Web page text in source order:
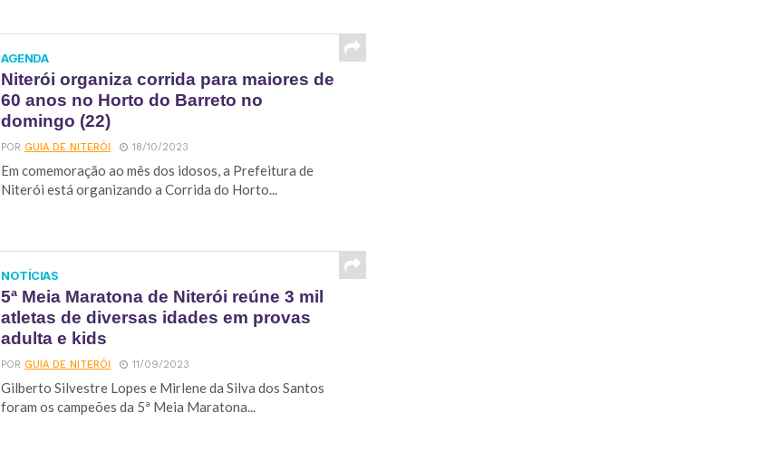
AGENDA
Niterói organiza corrida para maiores de
60 anos no Horto do Barreto no
domingo (22)
PORGUIA DE NITERÓI 18/10/2023
Em comemoração ao mês dos idosos, a Prefeitura de
Niterói está organizando a Corrida do Horto...
NOTÍCIAS
5ª Meia Maratona de Niterói reúne 3 mil
atletas de diversas idades em provas
adulta e kids
PORGUIA DE NITERÓI 11/09/2023
Gilberto Silvestre Lopes e Mirlene da Silva dos Santos
foram os campeões da 5ª Meia Maratona...